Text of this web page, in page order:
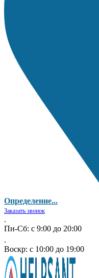
Определение...
Заказать звонок
.
Пн-Сб: с 9:00 до 20:00
.
Воскр: с 10:00 до 19:00